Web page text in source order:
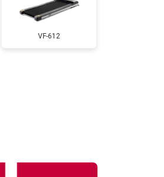
VF-612